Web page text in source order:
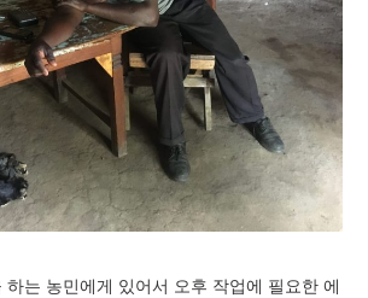
는 농민에게 있어서 오후 작업에 필요한 에